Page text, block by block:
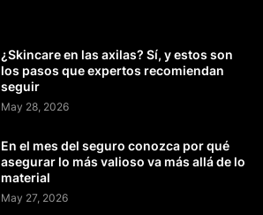
¿Skincare en las axilas? Sí, y estos son
los pasos que expertos recomiendan
seguir
May 28, 2026
En el mes del seguro conozca por qué
asegurar lo más valioso va más allá de lo
material
May 27, 2026